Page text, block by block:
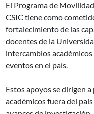
El Programa de
CSIC tiene como
fortalecimiento de las
docentes de la
intercambios
eventos en el país.
Estos apoyos se dirigen
académicos fuera del